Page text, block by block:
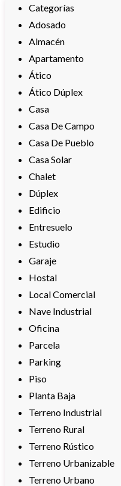
Categorías
Adosado
Almacén
Apartamento
Ático
Ático Dúplex
Casa
Casa De Campo
Casa De Pueblo
Casa Solar
Chalet
Dúplex
Edificio
Entresuelo
Estudio
Garaje
Hostal
Local Comercial
Nave Industrial
Oficina
Parcela
Parking
Piso
Planta Baja
Terreno Industrial
Terreno Rural
Terreno Rústico
Terreno Urbanizable
Terreno Urbano